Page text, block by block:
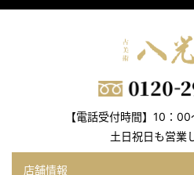
【電話受付時間】10：
土日祝日も営業
店舗情報